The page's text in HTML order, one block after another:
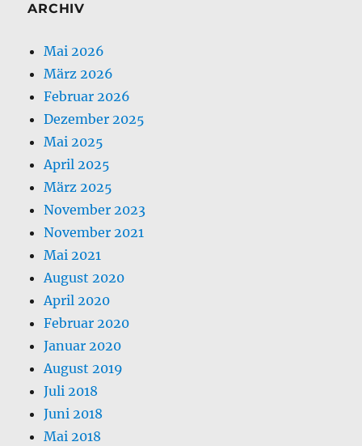
ARCHIV
Mai 2026
März 2026
Februar 2026
Dezember 2025
Mai 2025
April 2025
März 2025
November 2023
November 2021
Mai 2021
August 2020
April 2020
Februar 2020
Januar 2020
August 2019
Juli 2018
Juni 2018
Mai 2018